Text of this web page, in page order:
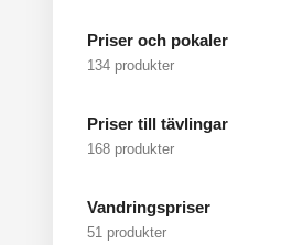
Priser och pokaler
134 produkter
Priser till tävlingar
168 produkter
Vandringspriser
51 produkter